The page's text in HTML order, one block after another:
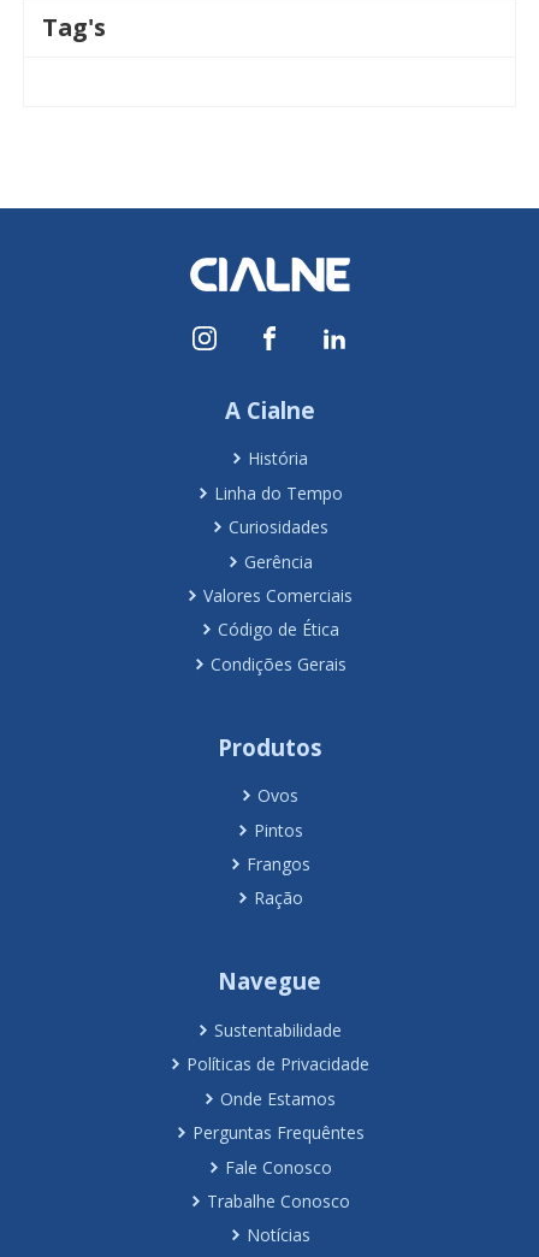
Tag's
A Cialne
História
Linha do Tempo
Curiosidades
Gerência
Valores Comerciais
Código de Ética
Condições Gerais
Produtos
Ovos
Pintos
Frangos
Ração
Navegue
Sustentabilidade
Políticas de Privacidade
Onde Estamos
Perguntas Frequêntes
Fale Conosco
Trabalhe Conosco
Notícias